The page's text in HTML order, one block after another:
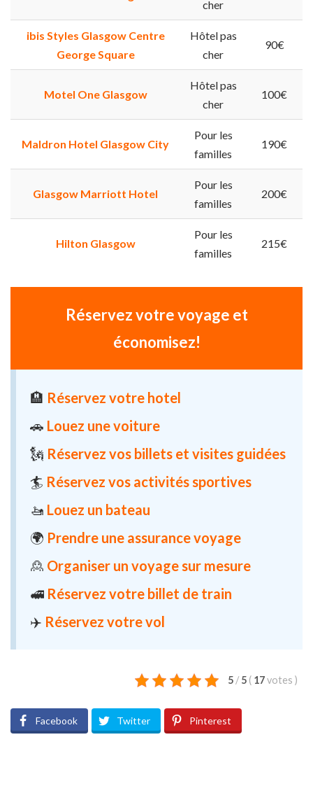
cher
ibis Styles Glasgow Centre
George Square
Hôtel pas
cher
90€
Motel One Glasgow
Hôtel pas
cher
100€
Maldron Hotel Glasgow City
Pour les
familles
190€
Glasgow Marriott Hotel
Pour les
familles
200€
Hilton Glasgow
Pour les
familles
215€
Réservez votre voyage et
économisez!
🏨 Réservez votre hotel
🚗 Louez une voiture
🗽 Réservez vos billets et visites guidées
🏄 Réservez vos activités sportives
🚤 Louez un bateau
🌍 Prendre une assurance voyage
🙎 Organiser un voyage sur mesure
🚅 Réservez votre billet de train
✈️ Réservez votre vol
5 / 5 ( 17 votes )
Facebook Twitter Pinterest